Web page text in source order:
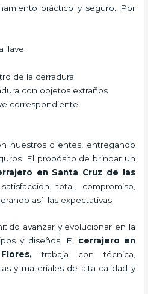
práctico y seguro. Por
llave
de la cerradura
con objetos extraños
correspondiente
nuestros clientes, entregando
El propósito de brindar un
en Santa Cruz de las
total, compromiso,
así las expectativas.
avanzar y evolucionar en la
y diseños. El cerrajero en
,trabaja con técnica,
y materiales de alta calidad y